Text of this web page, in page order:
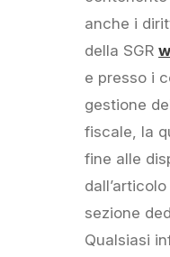
anche i
della SGR
e presso i
gestione
fiscale, la
fine alle
sezione
Qualsiasi